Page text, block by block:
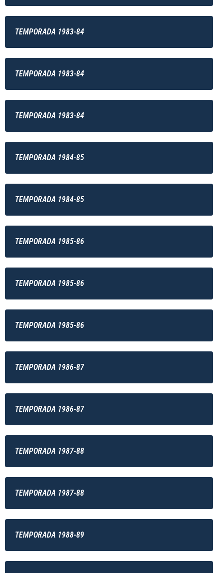
TEMPORADA 1983-84
TEMPORADA 1983-84
TEMPORADA 1983-84
TEMPORADA 1984-85
TEMPORADA 1984-85
TEMPORADA 1985-86
TEMPORADA 1985-86
TEMPORADA 1985-86
TEMPORADA 1986-87
TEMPORADA 1986-87
TEMPORADA 1987-88
TEMPORADA 1987-88
TEMPORADA 1988-89